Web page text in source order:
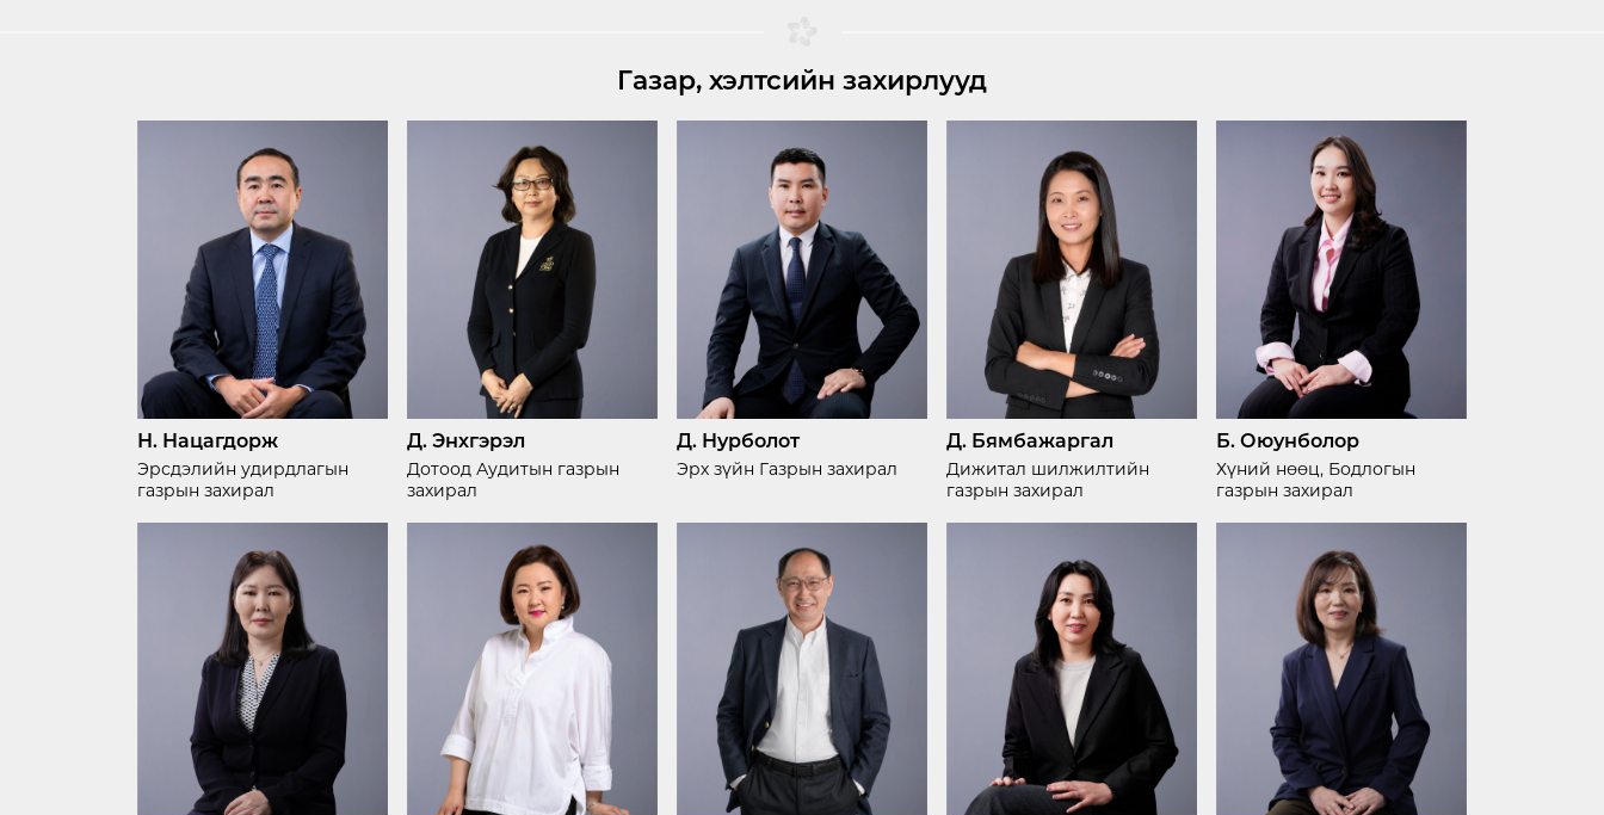
Газар, хэлтсийн захирлууд
Н. Нацагдорж
Эрсдэлийн удирдлагын
газрын захирал
Д. Энхгэрэл
Дотоод Аудитын газрын
захирал
Д. Нурболот
Эрх зүйн Газрын захирал
Д. Бямбажаргал
Дижитал шилжилтийн
газрын захирал
Б. Оюунболор
Хүний нөөц, Бодлогын
газрын захирал